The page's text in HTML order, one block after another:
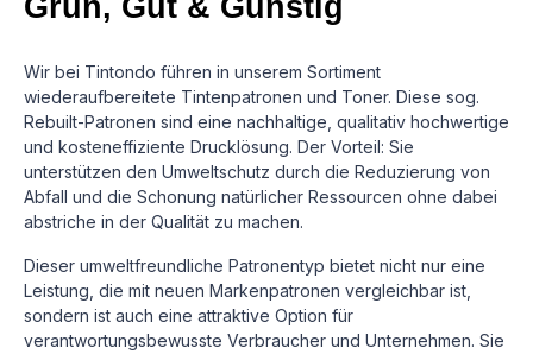
Grün, Gut & Günstig
Wir bei Tintondo führen in unserem Sortiment
wiederaufbereitete Tintenpatronen und Toner. Diese sog.
Rebuilt-Patronen sind eine nachhaltige, qualitativ hochwertige
und kosteneffiziente Drucklösung. Der Vorteil: Sie
unterstützen den Umweltschutz durch die Reduzierung von
Abfall und die Schonung natürlicher Ressourcen ohne dabei
abstriche in der Qualität zu machen.
Dieser umweltfreundliche Patronentyp bietet nicht nur eine
Leistung, die mit neuen Markenpatronen vergleichbar ist,
sondern ist auch eine attraktive Option für
verantwortungsbewusste Verbraucher und Unternehmen. Sie